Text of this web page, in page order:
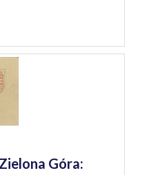
Góra: